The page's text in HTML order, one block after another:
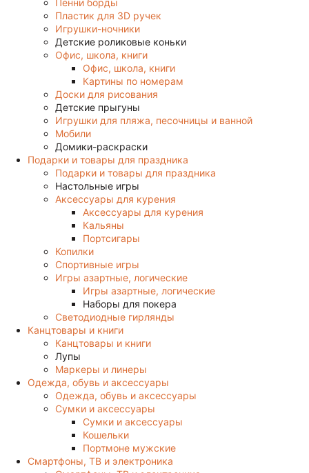
Пенни борды
Пластик для 3D ручек
Игрушки-ночники
Детские роликовые коньки
Офис, школа, книги
Офис, школа, книги
Картины по номерам
Доски для рисования
Детские прыгуны
Игрушки для пляжа, песочницы и ванной
Мобили
Домики-раскраски
Подарки и товары для праздника
Подарки и товары для праздника
Настольные игры
Аксессуары для курения
Аксессуары для курения
Кальяны
Портсигары
Копилки
Спортивные игры
Игры азартные, логические
Игры азартные, логические
Наборы для покера
Светодиодные гирлянды
Канцтовары и книги
Канцтовары и книги
Лупы
Маркеры и линеры
Одежда, обувь и аксессуары
Одежда, обувь и аксессуары
Сумки и аксессуары
Сумки и аксессуары
Кошельки
Портмоне мужские
Смартфоны, ТВ и электроника